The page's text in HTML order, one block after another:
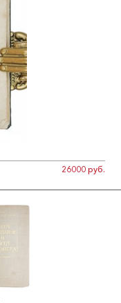
26000 руб.